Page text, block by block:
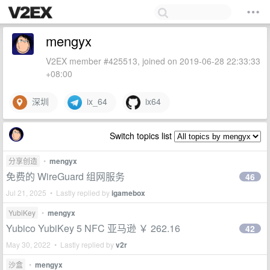
mengyx
V2EX member #425513, joined on 2019-06-28 22:33:33
+08:00
深圳 ix_64 ix64
Switch topics list
分享创造 • mengyx
免费的 WireGuard 组网服务
Jul 21, 2025 • Lastly replied byigamebox
46
YubiKey • mengyx
Yubico YubiKey 5 NFC 亚马逊 ￥ 262.16
May 30, 2022 • Lastly replied byv2r
42
沙盒 • mengyx